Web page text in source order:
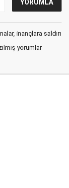
inançlara saldırı
yorumlar